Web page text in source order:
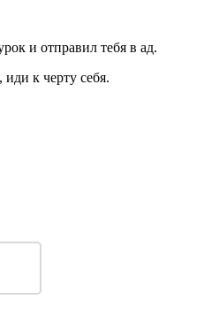
и отправил тебя в ад.
к черту себя.